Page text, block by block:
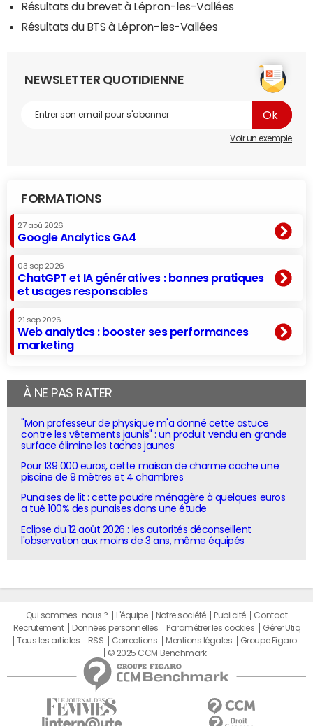
Résultats du brevet à Lépron-les-Vallées
Résultats du BTS à Lépron-les-Vallées
NEWSLETTER QUOTIDIENNE
Voir un exemple
FORMATIONS
27 aoû 2026
Google Analytics GA4
03 sep 2026
ChatGPT et IA génératives : bonnes pratiques
et usages responsables
21 sep 2026
Web analytics : booster ses performances
marketing
À NE PAS RATER
"Mon professeur de physique m'a donné cette astuce
contre les vêtements jaunis" : un produit vendu en grande
surface élimine les taches jaunes
Pour 139 000 euros, cette maison de charme cache une
piscine de 9 mètres et 4 chambres
Punaises de lit : cette poudre ménagère à quelques euros
a tué 100% des punaises dans une étude
Eclipse du 12 août 2026 : les autorités déconseillent
l'observation aux moins de 3 ans, même équipés
Qui sommes-nous ? L'équipe Notre société Publicité
Contact
Recrutement
Données personnelles Paramétrer les cookies
Gérer Utiq
Tous les articles
RSS Corrections Mentions légales
Groupe Figaro
© 2025 CCM Benchmark